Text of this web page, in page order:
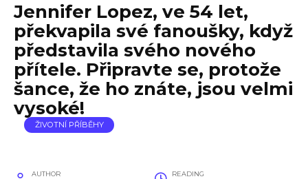
Jennifer Lopez, ve 54 let,
překvapila své fanoušky, když
představila svého nového
přítele. Připravte se, protože
šance, že ho znáte, jsou velmi
vysoké!
ŽIVOTNÍ PŘÍBĚHY
AUTHOR READING